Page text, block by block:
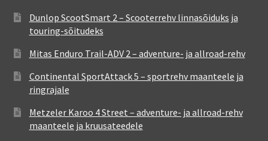
Dunlop ScootSmart 2 – Scooterrehv linnasõiduks ja
touring-sõitudeks
Mitas Enduro Trail-ADV 2 – adventure- ja allroad-rehv
Continental SportAttack 5 – sportrehv maanteele ja
ringrajale
Metzeler Karoo 4 Street – adventure- ja allroad-rehv
maanteele ja kruusateedele